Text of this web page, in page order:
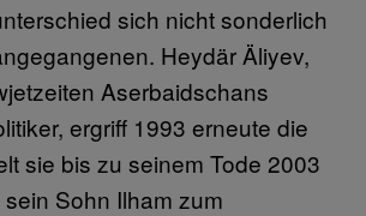
sich nicht sonderlich
Heydär Äliyev,
Aserbaidschans
ergriff 1993 erneute die
sie bis zu seinem Tode 2003
Sohn Ilham zum